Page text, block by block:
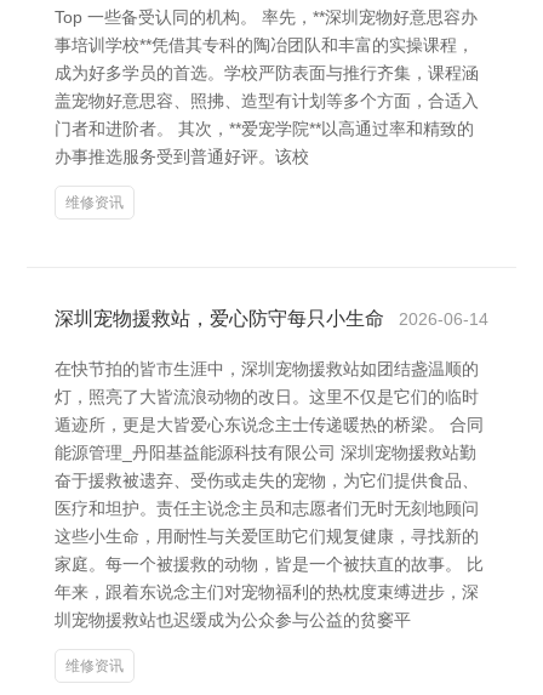
Top 一些备受认同的机构。 率先，**深圳宠物好意思容办
事培训学校**凭借其专科的陶冶团队和丰富的实操课程，
成为好多学员的首选。学校严防表面与推行齐集，课程涵
盖宠物好意思容、照拂、造型有计划等多个方面，合适入
门者和进阶者。 其次，**爱宠学院**以高通过率和精致的
办事推选服务受到普通好评。该校
维修资讯
深圳宠物援救站，爱心防守每只小生命 2026-06-14
在快节拍的皆市生涯中，深圳宠物援救站如团结盏温顺的
灯，照亮了大皆流浪动物的改日。这里不仅是它们的临时
遁迹所，更是大皆爱心东说念主士传递暖热的桥梁。 合同
能源管理_丹阳基益能源科技有限公司 深圳宠物援救站勤
奋于援救被遗弃、受伤或走失的宠物，为它们提供食品、
医疗和坦护。责任主说念主员和志愿者们无时无刻地顾问
这些小生命，用耐性与关爱匡助它们规复健康，寻找新的
家庭。每一个被援救的动物，皆是一个被扶直的故事。 比
年来，跟着东说念主们对宠物福利的热枕度束缚进步，深
圳宠物援救站也迟缓成为公众参与公益的贫窭平
维修资讯